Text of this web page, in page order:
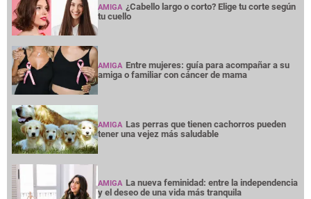
AMIGA ¿Cabello largo o corto? Elige tu corte según
tu cuello
AMIGA Entre mujeres: guía para acompañar a su
amiga o familiar con cáncer de mama
AMIGA Las perras que tienen cachorros pueden
tener una vejez más saludable
AMIGA La nueva feminidad: entre la independencia
y el deseo de una vida más tranquila